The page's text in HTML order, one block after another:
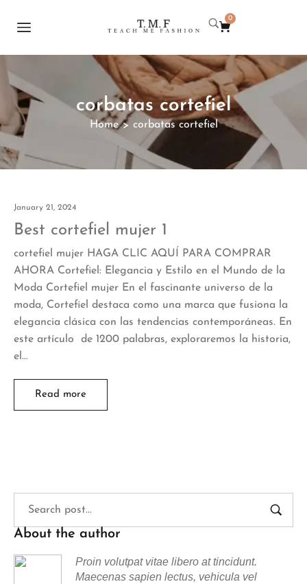
0
corbatas cortefiel
Home > corbatas cortefiel
January 21, 2024
Best cortefiel mujer 1
cortefiel mujer HAGA CLIC AQUÍ PARA COMPRAR
AHORA Cortefiel: Elegancia y Estilo en el Mundo de la
Moda Cortefiel mujer En el fascinante universo de la
moda, Cortefiel destaca como una marca que fusiona la
elegancia clásica con las tendencias contemporáneas. En
este artículo de 1200 palabras, exploraremos la historia,
el…
Read more
About the author
Proin volutpat vitae libero at tincidunt.
Maecenas sapien lectus, vehicula vel